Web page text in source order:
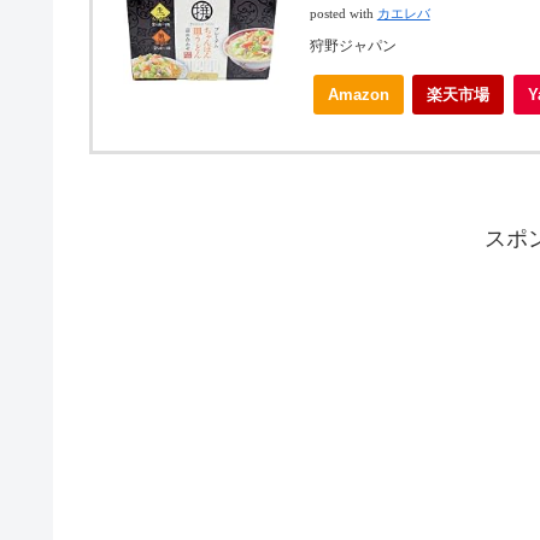
posted with カエレバ
狩野ジャパン
Amazon 楽天市場
スポ